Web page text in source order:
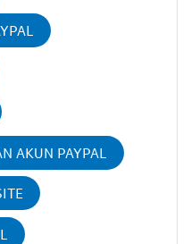
AKUN PAYPAL